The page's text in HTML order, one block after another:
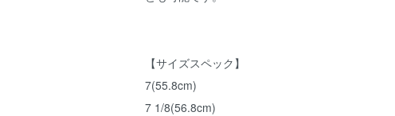
【サイズスペック】
7(55.8cm)
7 1/8(56.8cm)